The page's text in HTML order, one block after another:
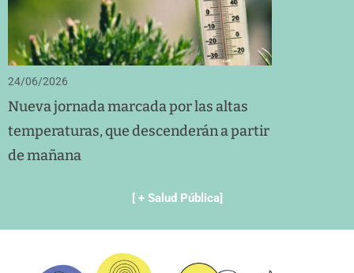
24/06/2026
Nueva jornada marcada por las altas
temperaturas, que descenderán a partir
de mañana
[ + Salud Pública]